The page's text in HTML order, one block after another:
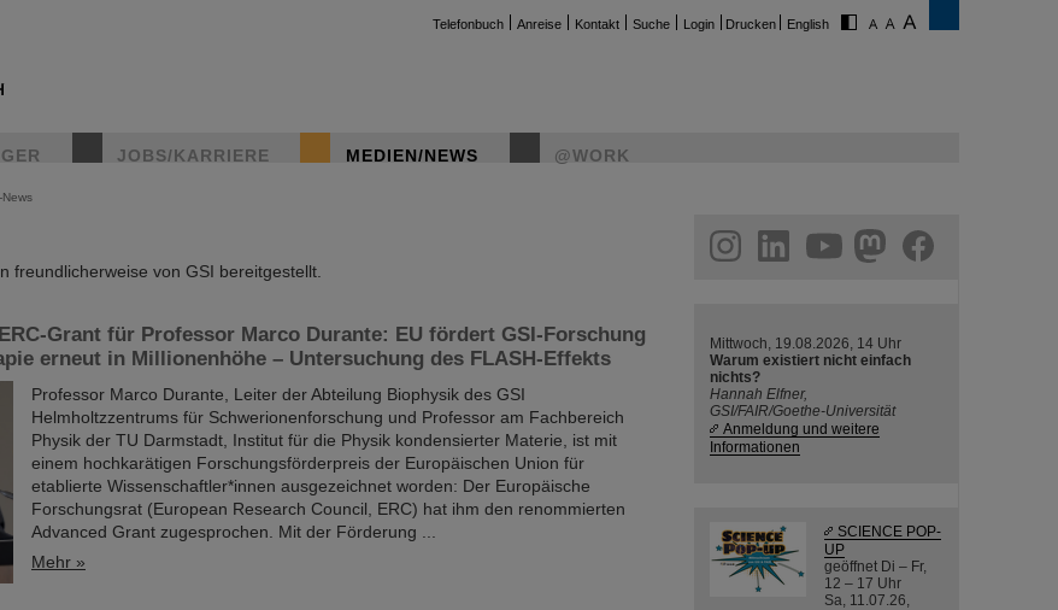
Telefonbuch Anreise Kontakt Suche Login Drucken English
JOBS/KARRIERE MEDIEN/NEWS @WORK
News
freundlicherweise von GSI bereitgestellt.
Grant für Professor Marco Durante: EU fördert GSI-Forschung
erneut in Millionenhöhe – Untersuchung des FLASH-Effekts
Professor Marco Durante, Leiter der Abteilung Biophysik des GSI
Helmholtzzentrums für Schwerionenforschung und Professor am Fachbereich
Physik der TU Darmstadt, Institut für die Physik kondensierter Materie, ist mit
einem hochkarätigen Forschungsförderpreis der Europäischen Union für
etablierte Wissenschaftler*innen ausgezeichnet worden: Der Europäische
Forschungsrat (European Research Council, ERC) hat ihm den renommierten
Advanced Grant zugesprochen. Mit der Förderung ...
Mehr »
helmholtz.social
facebook
Mittwoch, 19.08.2026, 14 Uhr
Warum existiert nicht einfach
nichts?
Hannah Elfner,
GSI/FAIR/Goethe-Universität
Anmeldung und weitere
Informationen
SCIENCE POP-
UP
geöffnet Di – Fr,
12 – 17 Uhr
Sa, 11.07.26,